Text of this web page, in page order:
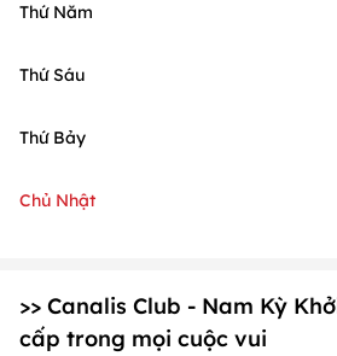
Thứ Năm
Thứ Sáu
Thứ Bảy
Chủ Nhật
>> Canalis Club - Nam Kỳ
cấp trong mọi cuộc vui